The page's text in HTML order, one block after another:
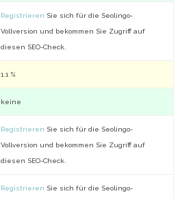
Registrieren Sie sich für die Seolingo-
Vollversion und bekommen Sie Zugriff auf
diesen SEO-Check.
1.1 %
keine
Registrieren Sie sich für die Seolingo-
Vollversion und bekommen Sie Zugriff auf
diesen SEO-Check.
Registrieren Sie sich für die Seolingo-